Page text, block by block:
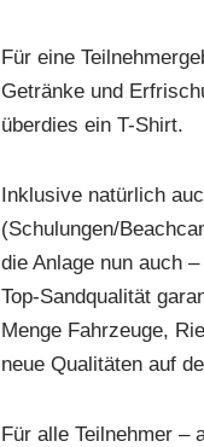
Für eine
Getränke und
überdies ein T-Shirt.
Inklusive natürlich
(Schulungen/
die Anlage nun auch
Top-Sandqualität
Menge Fahrzeuge,
neue Qualitäten auf
Für alle Teilnehmer –